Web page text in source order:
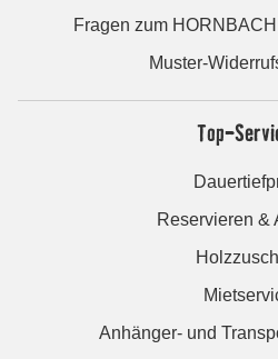
Fragen zum
Muster-
Top-
Reservieren &
Anhänger- und